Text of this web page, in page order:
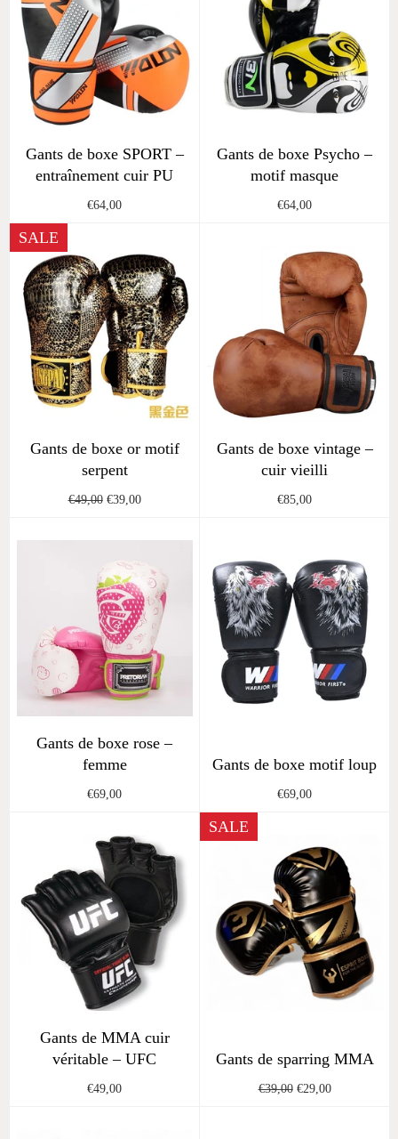
Gants de boxe SPORT –
entraînement cuir PU
Regular
€64,00
Gants de boxe Psycho –
motif masque
Regular
€64,00
Gants de boxe or motif
serpent
Regular
€49,00Sale
€39,00
SALE
Gants de boxe vintage –
cuir vieilli
Regular
€85,00
Gants de boxe rose –
femme
Regular
€69,00
Gants de boxe motif loup
Regular
€69,00
Gants de MMA cuir
véritable – UFC
Regular
€49,00
Gants de sparring MMA
Regular
€39,00Sale
€29,00
SALE